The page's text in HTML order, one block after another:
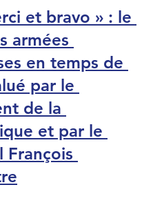
et bravo » : le
armées
en temps de
par le
de la
et par le
François